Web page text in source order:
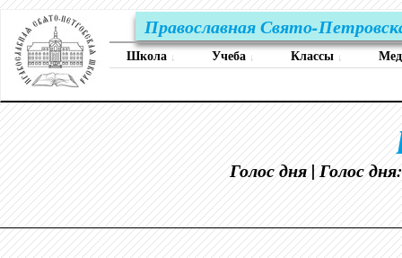
Православная Свято-
Школа ↓ Учеба ↓ Классы ↓
Голос дня | Голос